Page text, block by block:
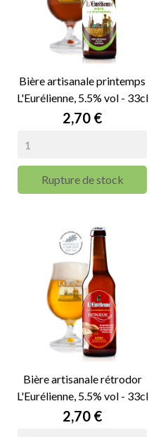
Bière artisanale printemps
L'Eurélienne, 5.5% vol - 33cl
Prix
2,70 €
Rupture de stock
Bière artisanale rétrodor
L'Eurélienne, 5.5% vol - 33cl
Prix
2,70 €